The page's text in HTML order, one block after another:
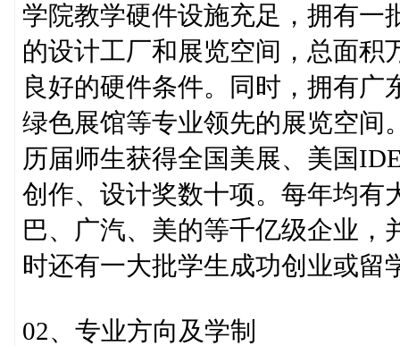
学院教学硬件设施充足，拥有一
的设计工厂和展览空间，总面积
良好的硬件条件。同时，拥有
绿色展馆等专业领先的展览空间
历届师生获得全国美展、美国
创作、设计奖数十项。每年均有
巴、广汽、美的等千亿级企业，
时还有一大批学生成功创业或留
02、专业方向及学制